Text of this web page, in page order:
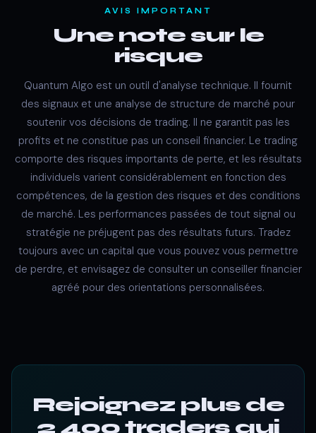
AVIS IMPORTANT
Une note sur le
risque
Quantum Algo est un outil d'analyse technique. Il fournit
des signaux et une analyse de structure de marché pour
soutenir vos décisions de trading. Il ne garantit pas les
profits et ne constitue pas un conseil financier. Le trading
comporte des risques importants de perte, et les résultats
individuels varient considérablement en fonction des
compétences, de la gestion des risques et des conditions
de marché. Les performances passées de tout signal ou
stratégie ne préjugent pas des résultats futurs. Tradez
toujours avec un capital que vous pouvez vous permettre
de perdre, et envisagez de consulter un conseiller financier
agréé pour des orientations personnalisées.
Rejoignez plus de
2 400 traders qui